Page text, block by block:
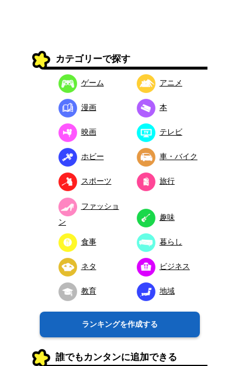
カテゴリーで探す
ゲーム アニメ
漫画 本
映画 テレビ
ホビー 車・バイク
スポーツ 旅行
ファッショ
ン
趣味
食事 暮らし
ネタ ビジネス
教育 地域
ランキングを作成する
誰でもカンタンに追加できる